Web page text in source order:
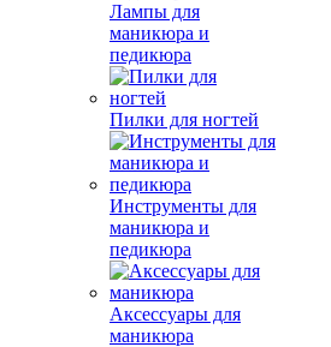
Лампы для
маникюра и
педикюра
Пилки для ногтей
Инструменты для
маникюра и
педикюра
Аксессуары для
маникюра